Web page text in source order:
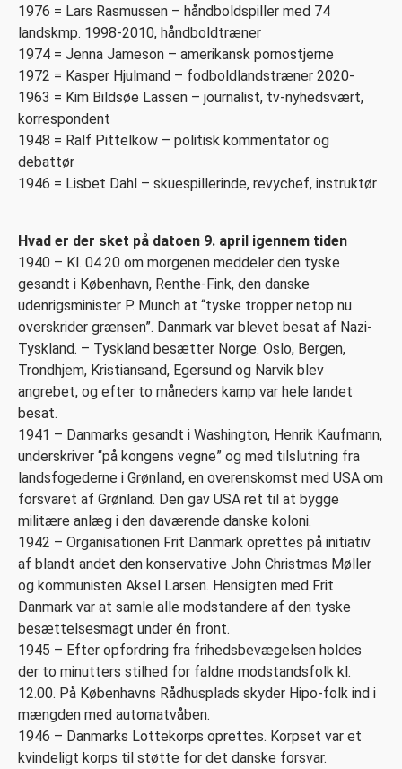
1976 = Lars Rasmussen – håndboldspiller med 74
landskmp. 1998-2010, håndboldtræner
1974 = Jenna Jameson – amerikansk pornostjerne
1972 = Kasper Hjulmand – fodboldlandstræner 2020-
1963 = Kim Bildsøe Lassen – journalist, tv-nyhedsvært,
korrespondent
1948 = Ralf Pittelkow – politisk kommentator og
debattør
1946 = Lisbet Dahl – skuespillerinde, revychef, instruktør
Hvad er der sket på datoen 9. april igennem tiden
1940 – Kl. 04.20 om morgenen meddeler den tyske
gesandt i København, Renthe-Fink, den danske
udenrigsminister P. Munch at “tyske tropper netop nu
overskrider grænsen”. Danmark var blevet besat af Nazi-
Tyskland. – Tyskland besætter Norge. Oslo, Bergen,
Trondhjem, Kristiansand, Egersund og Narvik blev
angrebet, og efter to måneders kamp var hele landet
besat.
1941 – Danmarks gesandt i Washington, Henrik Kaufmann,
underskriver “på kongens vegne” og med tilslutning fra
landsfogederne i Grønland, en overenskomst med USA om
forsvaret af Grønland. Den gav USA ret til at bygge
militære anlæg i den daværende danske koloni.
1942 – Organisationen Frit Danmark oprettes på initiativ
af blandt andet den konservative John Christmas Møller
og kommunisten Aksel Larsen. Hensigten med Frit
Danmark var at samle alle modstandere af den tyske
besættelsesmagt under én front.
1945 – Efter opfordring fra frihedsbevægelsen holdes
der to minutters stilhed for faldne modstandsfolk kl.
12.00. På Københavns Rådhusplads skyder Hipo-folk ind i
mængden med automatvåben.
1946 – Danmarks Lottekorps oprettes. Korpset var et
kvindeligt korps til støtte for det danske forsvar.